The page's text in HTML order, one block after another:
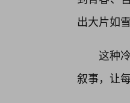
出大片如
这种
叙事，让